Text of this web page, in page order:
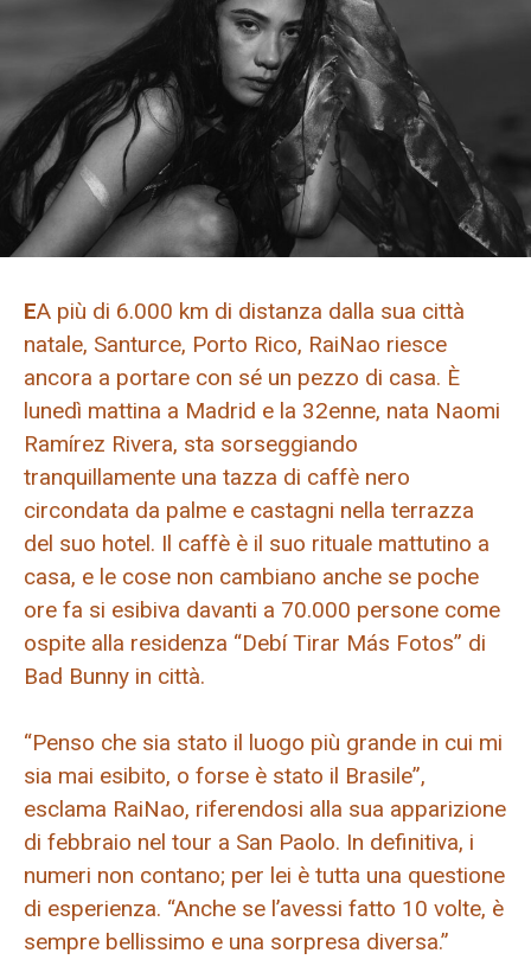
EA più di 6.000 km di distanza dalla sua città
natale, Santurce, Porto Rico, RaiNao riesce
ancora a portare con sé un pezzo di casa. È
lunedì mattina a Madrid e la 32enne, nata Naomi
Ramírez Rivera, sta sorseggiando
tranquillamente una tazza di caffè nero
circondata da palme e castagni nella terrazza
del suo hotel. Il caffè è il suo rituale mattutino a
casa, e le cose non cambiano anche se poche
ore fa si esibiva davanti a 70.000 persone come
ospite alla residenza “Debí Tirar Más Fotos” di
Bad Bunny in città.
“Penso che sia stato il luogo più grande in cui mi
sia mai esibito, o forse è stato il Brasile”,
esclama RaiNao, riferendosi alla sua apparizione
di febbraio nel tour a San Paolo. In definitiva, i
numeri non contano; per lei è tutta una questione
di esperienza. “Anche se l’avessi fatto 10 volte, è
sempre bellissimo e una sorpresa diversa.”